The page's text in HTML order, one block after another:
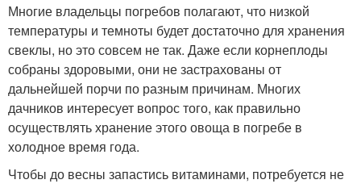
Многие владельцы погребов полагают, что низкой
температуры и темноты будет достаточно для хранения
свеклы, но это совсем не так. Даже если корнеплоды
собраны здоровыми, они не застрахованы от
дальнейшей порчи по разным причинам. Многих
дачников интересует вопрос того, как правильно
осуществлять хранение этого овоща в погребе в
холодное время года.
Чтобы до весны запастись витаминами, потребуется не